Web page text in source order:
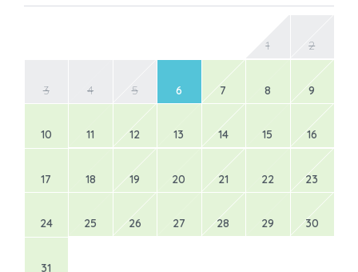
1 2
3 4 5 6 7 8 9
10 11 12 13 14 15 16
17 18 19 20 21 22 23
24 25 26 27 28 29 30
31